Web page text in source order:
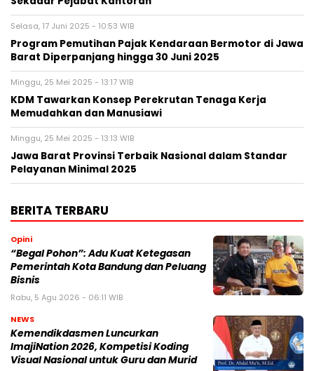
Selasa, 17 Juni 2025 - 10:53 WIB
Program Pemutihan Pajak Kendaraan Bermotor di Jawa
Barat Diperpanjang hingga 30 Juni 2025
Minggu, 25 Mei 2025 - 13:17 WIB
KDM Tawarkan Konsep Perekrutan Tenaga Kerja
Memudahkan dan Manusiawi
Minggu, 25 Mei 2025 - 13:13 WIB
Jawa Barat Provinsi Terbaik Nasional dalam Standar
Pelayanan Minimal 2025
BERITA TERBARU
Opini
“Begal Pohon”: Adu Kuat Ketegasan
Pemerintah Kota Bandung dan Peluang
Bisnis
Rabu, 5 Agu 2026 - 06:11 WIB
NEWS
Kemendikdasmen Luncurkan
ImajiNation 2026, Kompetisi Koding
Visual Nasional untuk Guru dan Murid